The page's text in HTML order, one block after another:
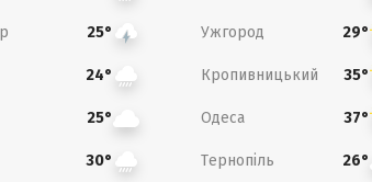
25° Ужгород 29°
24° Кропивницький 35°
25° Одеса 37°
30° Тернопіль 26°